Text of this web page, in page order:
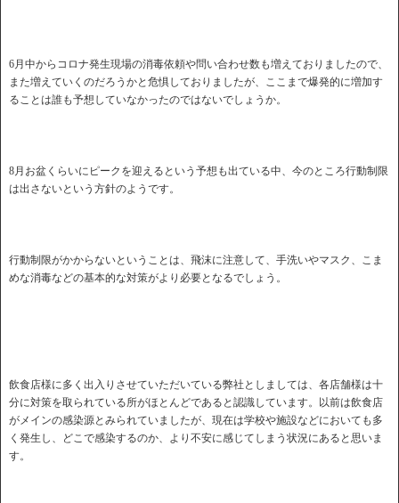
6月中からコロナ発生現場の消毒依頼や問い合わせ数も増えておりましたので、
また増えていくのだろうかと危惧しておりましたが、ここまで爆発的に増加す
ることは誰も予想していなかったのではないでしょうか。
8月お盆くらいにピークを迎えるという予想も出ている中、今のところ行動制限
は出さないという方針のようです。
行動制限がかからないということは、飛沫に注意して、手洗いやマスク、こま
めな消毒などの基本的な対策がより必要となるでしょう。
飲食店様に多く出入りさせていただいている弊社としましては、各店舗様は十
分に対策を取られている所がほとんどであると認識しています。以前は飲食店
がメインの感染源とみられていましたが、現在は学校や施設などにおいても多
く発生し、どこで感染するのか、より不安に感じてしまう状況にあると思いま
す。